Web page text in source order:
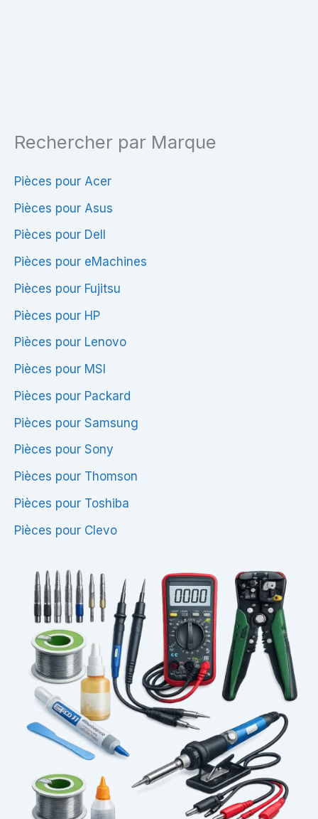
Rechercher par Marque
Pièces pour Acer
Pièces pour Asus
Pièces pour Dell
Pièces pour eMachines
Pièces pour Fujitsu
Pièces pour HP
Pièces pour Lenovo
Pièces pour MSI
Pièces pour Packard
Pièces pour Samsung
Pièces pour Sony
Pièces pour Thomson
Pièces pour Toshiba
Pièces pour Clevo